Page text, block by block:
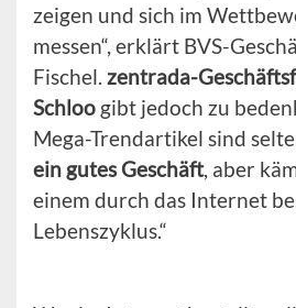
zeigen und sich im
messen“, erklärt BVS-
Fischel. zentrada-
Schloo gibt jedoch zu
Mega-Trendartikel sind
ein gutes Geschäft, aber
einem durch das Internet
Lebenszyklus.“